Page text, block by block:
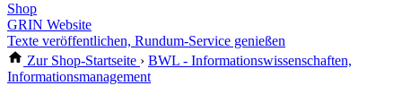
Shop
GRIN Website
Texte veröffentlichen, Rundum-Service genießen
Zur Shop-Startseite › BWL - Informationswissenschaften,
Informationsmanagement